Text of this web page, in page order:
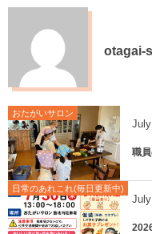
otagai-
おたがいサロン
July
職
日常のあれこれ(毎日更新中)
July